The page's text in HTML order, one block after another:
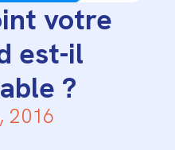
votre
est-il
?
2016